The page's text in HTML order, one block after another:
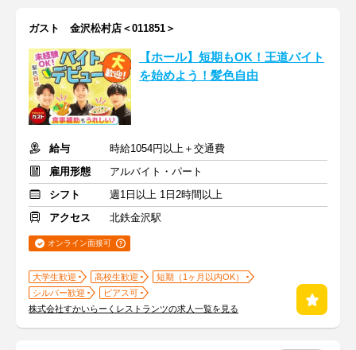
ガスト 金沢松村店＜011851＞
【ホール】短期もOK！王道バイト
を始めよう！髪色自由
給与
時給1054円以上＋交通費
雇用形態
アルバイト・パート
シフト
週1日以上 1日2時間以上
アクセス
北鉄金沢駅
オンライン面接可
大学生歓迎 高校生歓迎
短期（1ヶ月以内OK）
シルバー歓迎
ピアス可
株式会社すかいらーくレストランツの求人一覧を見る